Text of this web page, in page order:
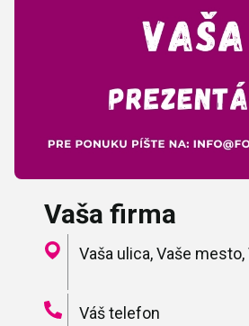
Vaša firma
Vaša ulica, Vaše mesto,
Váš telefon